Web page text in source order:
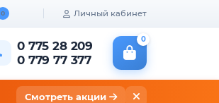
0 Личный кабинет
0 775 28 209
0 779 77 377
0
Смотреть акции